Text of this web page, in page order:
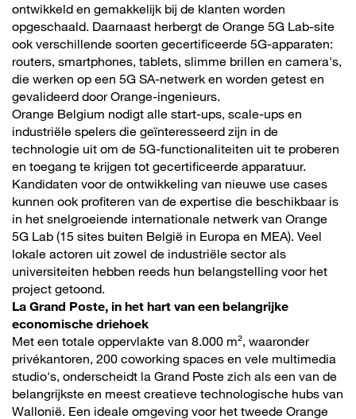
ontwikkeld en gemakkelijk bij de klanten worden
opgeschaald. Daarnaast herbergt de Orange 5G Lab-site
ook verschillende soorten gecertificeerde 5G-apparaten:
routers, smartphones, tablets, slimme brillen en camera's,
die werken op een 5G SA-netwerk en worden getest en
gevalideerd door Orange-ingenieurs.
Orange Belgium nodigt alle start-ups, scale-ups en
industriële spelers die geïnteresseerd zijn in de
technologie uit om de 5G-functionaliteiten uit te proberen
en toegang te krijgen tot gecertificeerde apparatuur.
Kandidaten voor de ontwikkeling van nieuwe use cases
kunnen ook profiteren van de expertise die beschikbaar is
in het snelgroeiende internationale netwerk van Orange
5G Lab (15 sites buiten België in Europa en MEA). Veel
lokale actoren uit zowel de industriële sector als
universiteiten hebben reeds hun belangstelling voor het
project getoond.
La Grand Poste, in het hart van een belangrijke
economische driehoek
Met een totale oppervlakte van 8.000 m², waaronder
privékantoren, 200 coworking spaces en vele multimedia
studio's, onderscheidt la Grand Poste zich als een van de
belangrijkste en meest creatieve technologische hubs van
Wallonië. Een ideale omgeving voor het tweede Orange